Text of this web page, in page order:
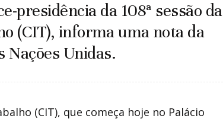
presidência da 108ª sessão da
(CIT), informa uma nota da
Nações Unidas.
(CIT), que começa hoje no Palácio